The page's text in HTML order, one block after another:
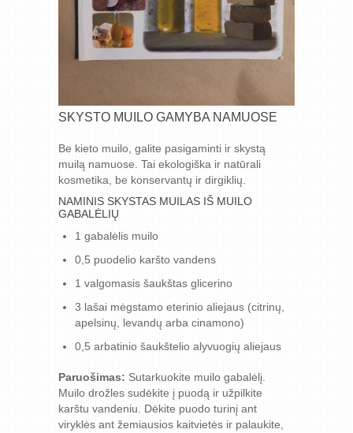
SKYSTO MUILO GAMYBA NAMUOSE
Be kieto muilo, galite pasigaminti ir skystą
muilą namuose. Tai ekologiška ir natūrali
kosmetika, be konservantų ir dirgiklių.
NAMINIS SKYSTAS MUILAS IŠ MUILO
GABALĖLIŲ
1 gabalėlis muilo
0,5 puodelio karšto vandens
1 valgomasis šaukštas glicerino
3 lašai mėgstamo eterinio aliejaus (citrinų,
apelsinų, levandų arba cinamono)
0,5 arbatinio šaukštelio alyvuogių aliejaus
Paruošimas: Sutarkuokite muilo gabalėlį.
Muilo drožles sudėkite į puodą ir užpilkite
karštu vandeniu. Dėkite puodo turinį ant
viryklės ant žemiausios kaitvietės ir palaukite,